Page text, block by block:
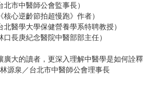
北市中醫師公會監事長）
核心逆齡節拍超慢跑》作者）
北醫學大學保健營養學系特聘教授）
口長庚紀念醫院中醫部部主任）
廣大的讀者，更深入理解中醫學是如何詮
源泉／台北市中醫師公會理事長